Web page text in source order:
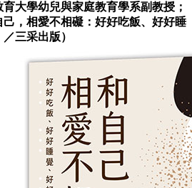
育大學幼兒與家庭教育學系副教授；
，相愛不相礙：好好吃飯、好好睡
三采出版）